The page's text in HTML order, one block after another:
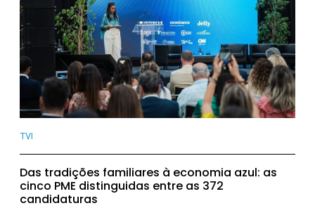
TVI
Das tradições familiares à economia azul: as
cinco PME distinguidas entre as 372
candidaturas